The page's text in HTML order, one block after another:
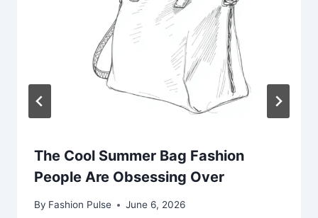
The Cool Summer Bag Fashion
People Are Obsessing Over
By Fashion Pulse June 6, 2026